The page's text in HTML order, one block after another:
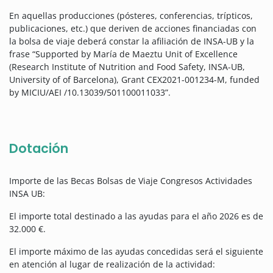
En aquellas producciones (pósteres, conferencias, trípticos,
publicaciones, etc.) que deriven de acciones financiadas con
la bolsa de viaje deberá constar la afiliación de INSA-UB y la
frase “Supported by María de Maeztu Unit of Excellence
(Research Institute of Nutrition and Food Safety, INSA-UB,
University of of Barcelona), Grant CEX2021-001234-M, funded
by MICIU/AEI /10.13039/501100011033”.
Dotación
Importe de las Becas Bolsas de Viaje Congresos Actividades
INSA UB:
El importe total destinado a las ayudas para el año 2026 es de
32.000 €.
El importe máximo de las ayudas concedidas será el siguiente
en atención al lugar de realización de la actividad: